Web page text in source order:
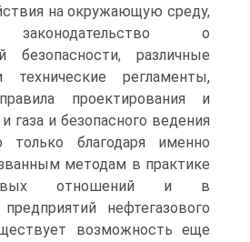
на окружающую среду,
законодательство о
безопасности, различные
регламенты,
проектирования и
газа и безопасного ведения
только благодаря именно
методам в практике
отношений и в
нефтегазового
возможность еще